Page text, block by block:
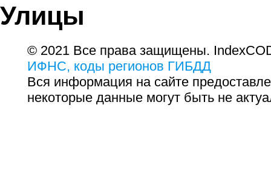
Улицы
© 2021 Все права защищены.
ИФНС, коды регионов ГИБДД
Вся информация на сайте
некоторые данные могут быть не